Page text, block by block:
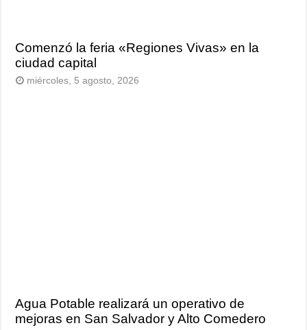
Comenzó la feria «Regiones Vivas» en la
ciudad capital
miércoles, 5 agosto, 2026
Agua Potable realizará un operativo de
mejoras en San Salvador y Alto Comedero